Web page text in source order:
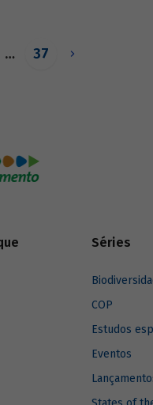
… 37
Séries
COP
Estudos
Eventos